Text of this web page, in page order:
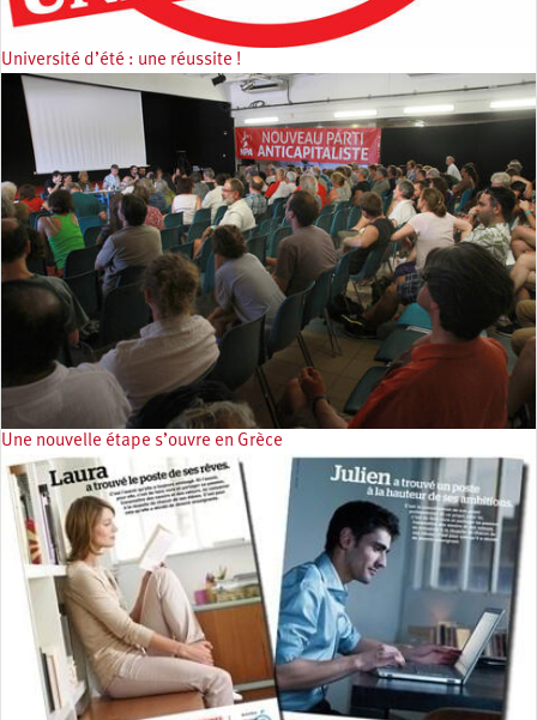
Université d’été : une réussite !
Une nouvelle étape s’ouvre en Grèce